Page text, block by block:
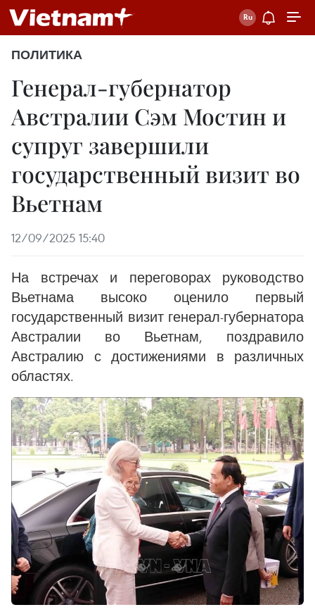
ПОЛИТИКА
Генерал-губернатор
Австралии Сэм Мостин и
супруг завершили
государственный визит во
Вьетнам
12/09/2025 15:40
На встречах и переговорах руководство
Вьетнама высоко оценило первый
государственный визит генерал-губернатора
Австралии во Вьетнам, поздравило
Австралию с достижениями в различных
областях.